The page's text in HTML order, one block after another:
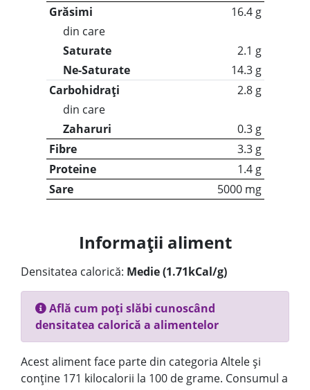
Grăsimi
16.4 g
din care
Saturate
2.1 g
Ne-Saturate
14.3 g
Carbohidrați
2.8 g
din care
Zaharuri
0.3 g
Fibre
3.3 g
Proteine
1.4 g
Sare
5000 mg
Informații aliment
Densitatea calorică: Medie (1.71kCal/g)
Află cum poți slăbi cunoscând
densitatea calorică a alimentelor
Acest aliment face parte din categoria Altele și
conține 171 kilocalorii la 100 de grame. Consumul a